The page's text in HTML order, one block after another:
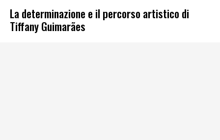
La determinazione e il percorso artistico di
Tiffany Guimarães